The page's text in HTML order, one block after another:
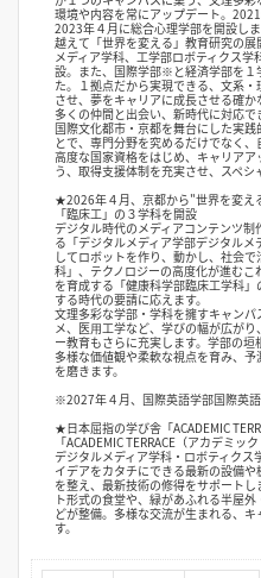
環境や内容を常にアップデート。
2023年４月に総合心理学部を開設し
越えて「世界を変える」教育研究の
メディア学科、工学部ロボティクス
設。また、国際学部※と経済学部を１
た。１拠点だから実現できる、文系
させ、夢をキャリアに成長させる確
多くの仲間と出会い、新時代に対応で
国際文化都市・京都を舞台にした実
とで、専門分野を究めるだけでなく
高度な国家資格をはじめ、キャリア
う、取得支援体制を充実させ、スペシ
★2026年４月、京都から"世界を変え
「臨床工」の３学科を開設
デジタル時代のメディアコンテンツ
る「デジタルメディア学部デジタル
してロボットを作り、動かし、社会
科」、テクノロジーの高度化が進む
を育成する「健康科学部臨床工学科
する時代の要請に応えます。
文理多彩な学部・学科を擁すキャン
メ、医⽤工学など、学びの幅が広が
ー教育もさらに充実します。学部の垣
多様な価値観や柔軟な視点を育み、
を磨きます。
※2027年４月、国際英語学部国際英語
★日本屈指の学び舎「ACADEMIC
「ACADEMIC TERRACE（アカデミ
デジタルメディア学科・ロボティク
イデアをカタチにできる最新の設備
を整え、最新技術の修得をサポート
ト形式の食堂や、緑があふれる半屋
どが整備。多様な交流が生まれる、
す。